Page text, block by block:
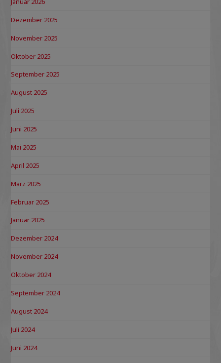
Dezember 2025
November 2025
Oktober 2025
September 2025
August 2025
Juli 2025
Juni 2025
Mai 2025
April 2025
März 2025
Februar 2025
Januar 2025
Dezember 2024
November 2024
Oktober 2024
September 2024
August 2024
Juli 2024
Juni 2024